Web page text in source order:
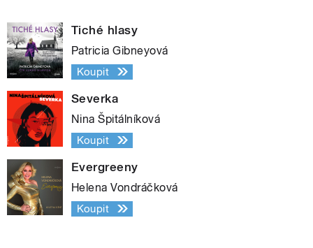
Tiché hlasy
Patricia Gibneyová
Koupit
Severka
Nina Špitálníková
Koupit
Evergreeny
Helena Vondráčková
Koupit